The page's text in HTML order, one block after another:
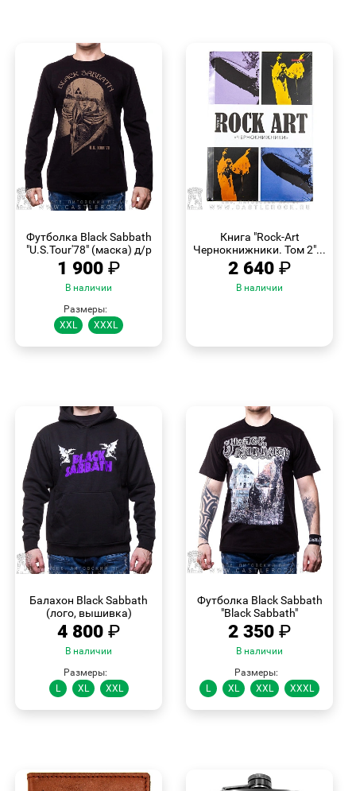
Футболка Black Sabbath
"U.S.Tour'78" (маска) д/р
1 900 ₽
В наличии
Размеры:
XXL
XXXL
Книга "Rock-Art
Чернокнижники. Том 2"...
2 640 ₽
В наличии
Балахон Black Sabbath
(лого, вышивка)
4 800 ₽
В наличии
Размеры:
L
XL XXL
Футболка Black Sabbath
"Black Sabbath"
2 350 ₽
В наличии
Размеры:
L
XL XXL XXXL